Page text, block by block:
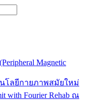
Magnetic
โลยีกายภาพสมัยใหม่
with Fourier Rehab ณ